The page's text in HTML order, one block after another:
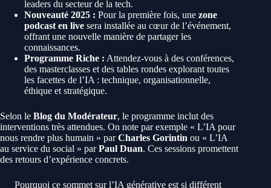
leaders du secteur de la tech.
Nouveauté 2025 : Pour la première fois, une zone
podcast en live sera installée au cœur de l’événement,
offrant une nouvelle manière de partager les
connaissances.
Programme Riche : Attendez-vous à des conférences,
des masterclasses et des tables rondes explorant toutes
les facettes de l’IA : technique, organisationnelle,
éthique et stratégique.
Selon le Blog du Modérateur, le programme inclut des
interventions très attendues. On note par exemple « L’IA pour
nous rendre plus humain » parCharles Gorintin ou « L’IA
au service du social » parPaul Duan. Ces sessions promettent
des retours d’expérience concrets.
Pourquoi ce sommet sur l’IA générative est si différent